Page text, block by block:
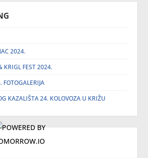
2024.
KRIGL FEST 2024.
KAZALIŠTA 24. KOLOVOZA U KRIŽU